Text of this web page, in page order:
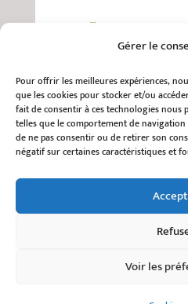
Gérer le
Pour offrir les meilleures expériences,
que les cookies pour stocker et/ou
fait de consentir à ces technologies
telles que le comportement de
de ne pas consentir ou de retirer son
négatif sur certaines caractéristiques et
Voir les